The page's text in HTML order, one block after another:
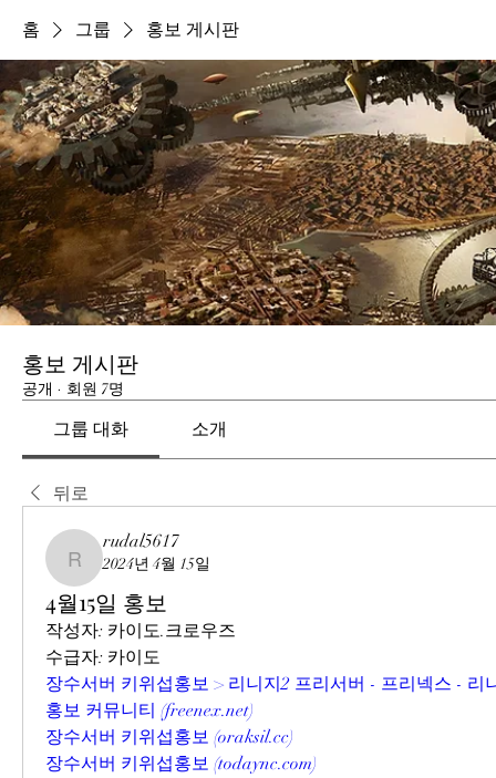
홈 그룹 홍보 게시판
홍보 게시판
공개 · 회원 7명
그룹 대화 소개
뒤로
rudal5617
rudal5617
2024년 4월 15일
4월15일 홍보
작성자: 카이도.크로우즈
수급자: 카이도
장수서버 키위섭홍보 > 리니지2 프리서버 - 프리넥스 - 리
홍보 커뮤니티 (freenex.net)
장수서버 키위섭홍보 (oraksil.cc)
장수서버 키위섭홍보 (todaync.com)